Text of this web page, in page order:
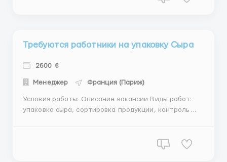
Требуются работники на упаковку Сыра
2600 €
Менеджер Франция (Париж)
Условия работы: Описание вакансии Виды работ:
упаковка сыра, сортировка продукции, контроль
семейные пары от 18 до 60 лет; без опыта работы;